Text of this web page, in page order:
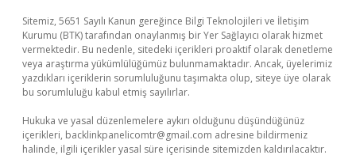
Sitemiz, 5651 Sayılı Kanun gereğince Bilgi Teknolojileri ve İletişim
Kurumu (BTK) tarafından onaylanmış bir Yer Sağlayıcı olarak hizmet
vermektedir. Bu nedenle, sitedeki içerikleri proaktif olarak denetleme
veya araştırma yükümlülüğümüz bulunmamaktadır. Ancak, üyelerimiz
yazdıkları içeriklerin sorumluluğunu taşımakta olup, siteye üye olarak
bu sorumluluğu kabul etmiş sayılırlar.
Hukuka ve yasal düzenlemelere aykırı olduğunu düşündüğünüz
içerikleri, backlinkpanelicomtr@gmail.com adresine bildirmeniz
halinde, ilgili içerikler yasal süre içerisinde sitemizden kaldırılacaktır.